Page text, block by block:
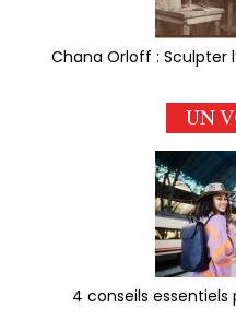
Chana Orloff : Sculpter
UN
4 conseils essentiels